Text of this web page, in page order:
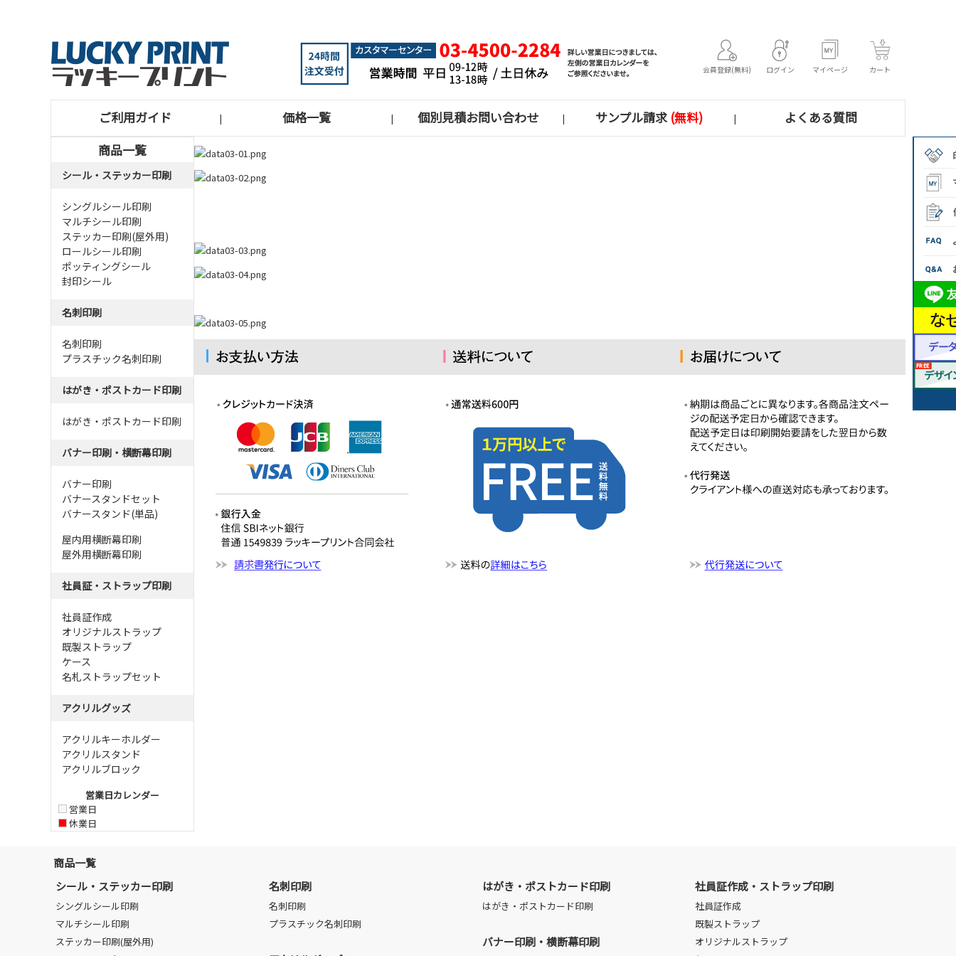
会員登録(無料) ログイン マイページ カート
ご利用ガイド | 価格一覧 | 個別見積お問い合わせ | サンプル請求 (無料) |
よくある質問
商品一覧
シール・ステッカー印刷
シングルシール印刷
マルチシール印刷
ステッカー印刷(屋外用)
ロールシール印刷
ポッティングシール
封印シール
名刺印刷
名刺印刷
プラスチック名刺印刷
はがき・ポストカード印刷
はがき・ポストカード印刷
バナー印刷・横断幕印刷
バナー印刷
バナースタンドセット
バナースタンド(単品)
屋内用横断幕印刷
屋外用横断幕印刷
社員証・ストラップ印刷
社員証作成
オリジナルストラップ
既製ストラップ
ケース
名札ストラップセット
アクリルグッズ
アクリルキーホルダー
アクリルスタンド
アクリルブロック
営業日カレンダー
営業日
休業日
商品一覧
シール・ステッカー印刷
シングルシール印刷
マルチシール印刷
ステッカー印刷(屋外用)
名刺印刷
名刺印刷
プラスチック名刺印刷
はがき・ポストカード印刷
はがき・ポストカード印刷
バナー印刷・横断幕印刷
社員証作成・ストラップ印刷
社員証作成
既製ストラップ
オリジナルストラップ